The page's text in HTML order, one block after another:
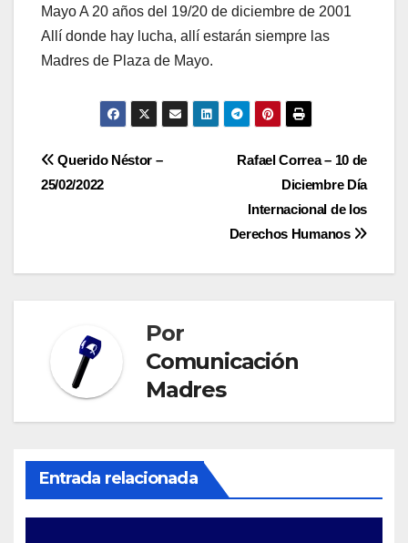
Mayo A 20 años del 19/20 de diciembre de 2001
Allí donde hay lucha, allí estarán siempre las
Madres de Plaza de Mayo.
Navegación
Rafael Correa – 10 de
Diciembre Día
Internacional de los
Derechos Humanos
Querido Néstor –
25/02/2022
Por
Comunicación
Madres
Entrada relacionada